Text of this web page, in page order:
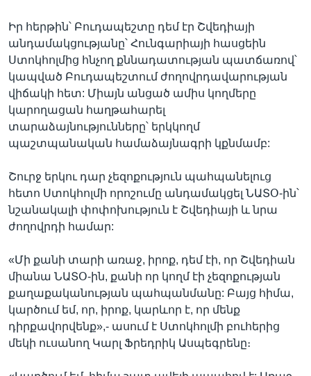
Իր հերթին՝ Բուդապեշտը դեմ էր Շվեդիայի
անդամակցությանը՝ Հունգարիայի հասցեին
Ստոկհոլմից հնչող քննադատության պատճառով՝
կապված Բուդապեշտում ժողովրդավարության
վիճակի հետ: Միայն անցած ամիս կողմերը
կարողացան հաղթահարել
տարաձայնությունները՝ երկկողմ
պաշտպանական համաձայնագրի կքնմամբ:
Շուրջ երկու դար չեզոքություն պահպանելուց
հետո Ստոկհոլմի որոշումը անդամակցել ՆԱՏՕ-ին՝
նշանակալի փոփոխություն է Շվեդիայի և նրա
ժողովրդի համար:
«Մի քանի տարի առաջ, իրոք, դեմ էի, որ Շվեդիան
միանա ՆԱՏՕ-ին, քանի որ կողմ էի չեզոքության
քաղաքականության պահպանմանը: Բայց հիմա,
կարծում եմ, որ, իրոք, կարևոր է, որ մենք
դիրքավորվենք»,- ասում է Ստոկհոլմի բուհերից
մեկի ուսանող Կարլ Ֆրեդրիկ Ասպեգրենը։